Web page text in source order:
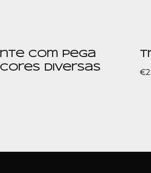
com Pega
diversas
€